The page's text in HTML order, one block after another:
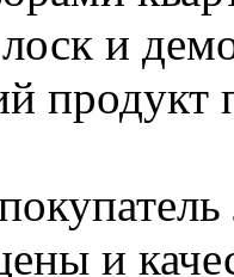
и
продукт
и